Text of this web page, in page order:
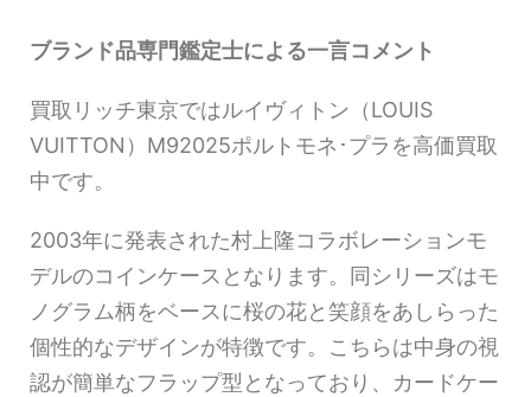
ブランド品専門鑑定士による一言コメント
買取リッチ東京ではルイヴィトン（LOUIS
VUITTON）M92025ポルトモネ･プラを高価買取
中です。
2003年に発表された村上隆コラボレーションモ
デルのコインケースとなります。同シリーズはモ
ノグラム柄をベースに桜の花と笑顔をあしらった
個性的なデザインが特徴です。こちらは中身の視
認が簡単なフラップ型となっており、カードケー